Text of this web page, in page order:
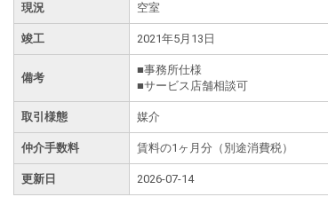
現況 空室
竣工 2021年5月13日
備考
■事務所仕様
■サービス店舗相談可
取引様態 媒介
仲介手数料 賃料の1ヶ月分（別途消費税）
更新日 2026-07-14